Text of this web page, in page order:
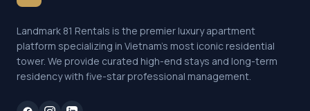
Landmark 81 Rentals is the premier luxury apartment
platform specializing in Vietnam's most iconic residential
tower. We provide curated high-end stays and long-term
residency with five-star professional management.